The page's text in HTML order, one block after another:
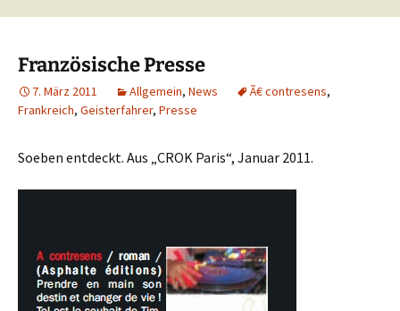
Französische Presse
7. März 2011 Allgemein, News Ã€ contresens,
Frankreich, Geisterfahrer, Presse
Soeben entdeckt. Aus „CROK Paris“, Januar 2011.